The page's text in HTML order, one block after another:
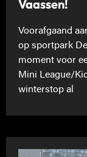
Vaassen!
Voorafgaand
op sportpark
moment voor
Mini League/
winterstop al